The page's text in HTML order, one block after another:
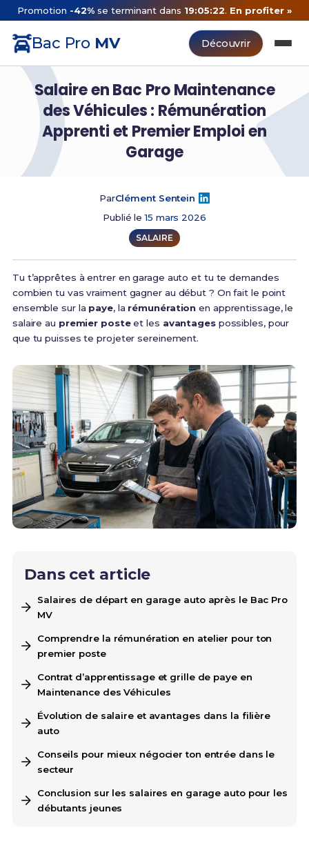
Promotion -42% se terminant dans19:05:21. En profiter »
Bac Pro MV Découvrir
Salaire en Bac Pro Maintenance
des Véhicules : Rémunération
Apprenti et Premier Emploi en
Garage
ParClément Sentein
Publié le15 mars 2026
SALAIRE
Tu t’apprêtes à entrer en garage auto et tu te demandes
combien tu vas vraiment gagner au début ? On fait le point
ensemble sur la paye, la rémunération en apprentissage, le
salaire au premier posteet les avantagespossibles, pour
que tu puisses te projeter sereinement.
Dans cet article
Salaires de départ en garage auto après le Bac Pro
MV
Comprendre la rémunération en atelier pour ton
premier poste
Contrat d’apprentissage et grille de paye en
Maintenance des Véhicules
Évolution de salaire et avantages dans la filière
auto
Conseils pour mieux négocier ton entrée dans le
secteur
Conclusion sur les salaires en garage auto pour les
débutants jeunes